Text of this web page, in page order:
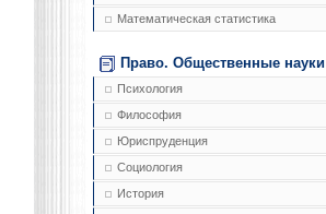
Математическая статистика
Право. Общественные науки
Психология
Философия
Юриспруденция
Социология
История